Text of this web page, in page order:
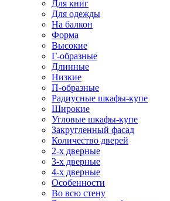
Для книг
Для одежды
На балкон
Форма
Высокие
Г-образные
Длинные
Низкие
П-образные
Радиусные шкафы-купе
Широкие
Угловые шкафы-купе
Закругленный фасад
Количество дверей
2-х дверные
3-х дверные
4-х дверные
Особенности
Во всю стену